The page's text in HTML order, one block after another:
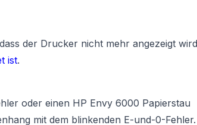
der Drucker nicht mehr angezeigt
ist.
oder einen HP Envy 6000 Papierstau
mit dem blinkenden E-und-0-Fehler.